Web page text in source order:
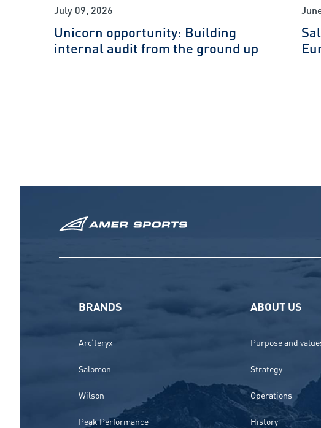
July 09, 2026
Unicorn opportunity: Building
internal audit from the ground up
BRANDS
Arc’teryx
Salomon
Wilson
Peak Performance
ABOUT US
Purpose and
Strategy
Operations
History